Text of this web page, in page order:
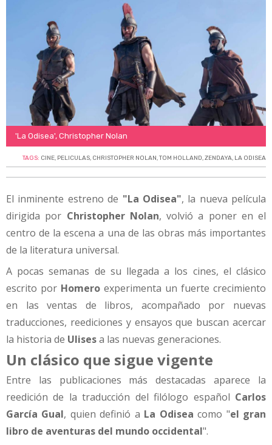
'La Odisea', Christopher Nolan
TAGS: CINE, PELICULAS, CHRISTOPHER NOLAN,TOM HOLLAND,ZENDAYA, LA ODISEA
El inminente estreno de "La Odisea", la nueva película
dirigida por Christopher Nolan, volvió a poner en el
centro de la escena a una de las obras más importantes
de la literatura universal.
A pocas semanas de su llegada a los cines, el clásico
escrito por Homero experimenta un fuerte crecimiento
en las ventas de libros, acompañado por nuevas
traducciones, reediciones y ensayos que buscan acercar
la historia de Ulisesa las nuevas generaciones.
Un clásico que sigue vigente
Entre las publicaciones más destacadas aparece la
reedición de la traducción del filólogo español Carlos
García Gual, quien definió a La Odisea como "el gran
libro de aventuras del mundo occidental".